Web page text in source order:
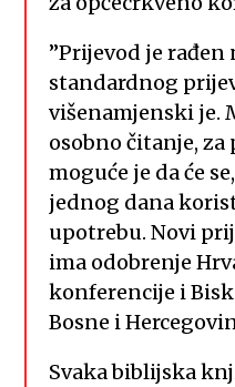
”Prijevod je
standardnog
višenamjenski je.
osobno čitanje, za
moguće je da će
jednog dana
upotrebu. Novi
ima odobrenje
konferencije i
Bosne i
Svaka biblijska